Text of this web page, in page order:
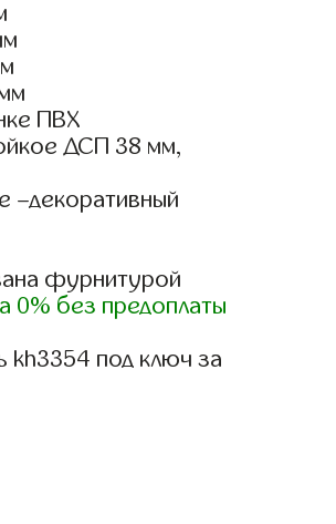
ПВХ
ДСП 38 мм,
–декоративный
фурнитурой
0% без предоплаты
kh3354 под ключ за